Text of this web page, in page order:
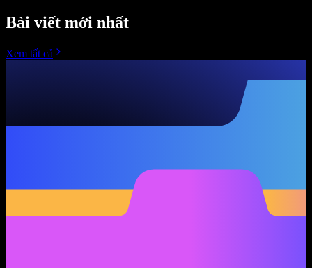
Bài viết mới nhất
Xem tất cả